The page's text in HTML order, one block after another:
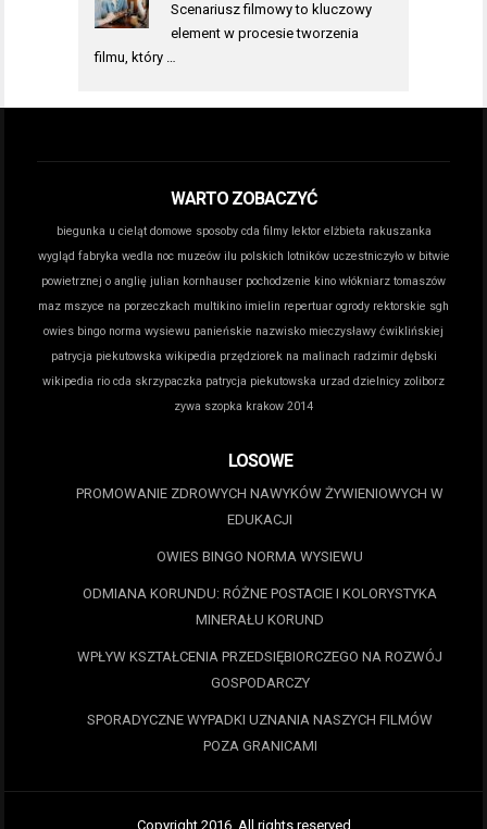
Scenariusz filmowy to kluczowy
element w procesie tworzenia
filmu, który …
WARTO ZOBACZYĆ
biegunka u cieląt domowe sposoby cda filmy lektor elżbieta rakuszanka
wygląd fabryka wedla noc muzeów ilu polskich lotników uczestniczyło w bitwie
powietrznej o anglię julian kornhauser pochodzenie kino włókniarz tomaszów
maz mszyce na porzeczkach multikino imielin repertuar ogrody rektorskie sgh
owies bingo norma wysiewu panieńskie nazwisko mieczysławy ćwiklińskiej
patrycja piekutowska wikipedia przędziorek na malinach radzimir dębski
wikipedia rio cda skrzypaczka patrycja piekutowska urzad dzielnicy zoliborz
zywa szopka krakow 2014
LOSOWE
PROMOWANIE ZDROWYCH NAWYKÓW ŻYWIENIOWYCH W
EDUKACJI
OWIES BINGO NORMA WYSIEWU
ODMIANA KORUNDU: RÓŻNE POSTACIE I KOLORYSTYKA
MINERAŁU KORUND
WPŁYW KSZTAŁCENIA PRZEDSIĘBIORCZEGO NA ROZWÓJ
GOSPODARCZY
SPORADYCZNE WYPADKI UZNANIA NASZYCH FILMÓW
POZA GRANICAMI
Copyright 2016. All rights reserved